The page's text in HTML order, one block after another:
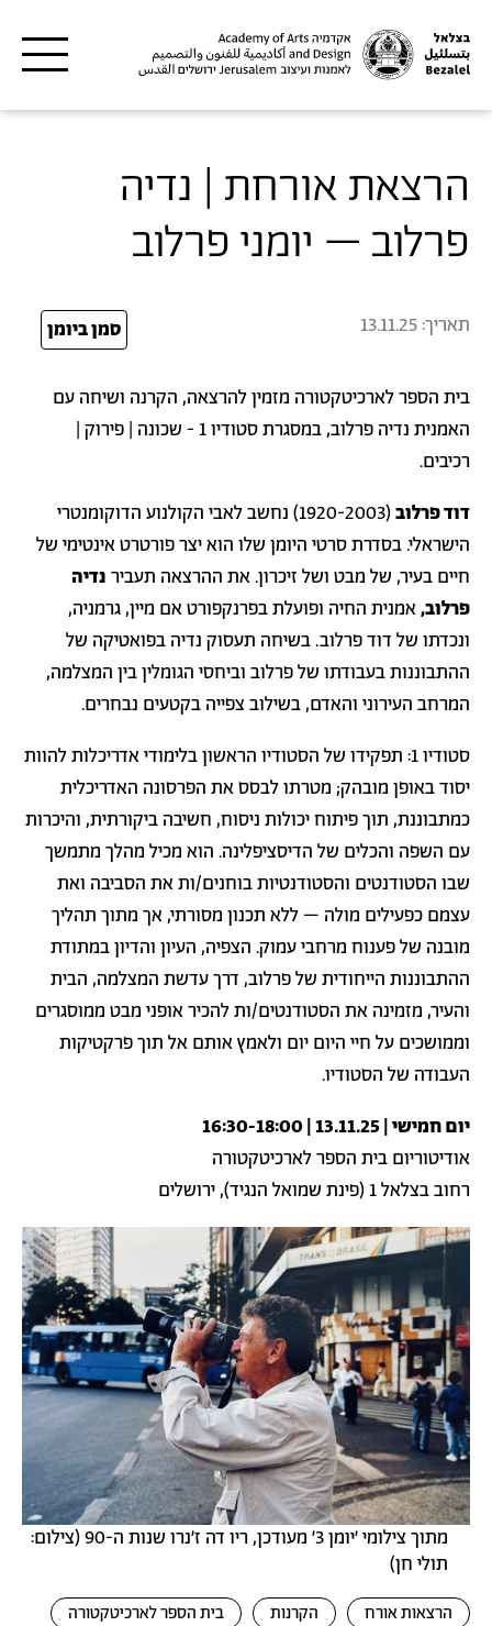
הרצאת אורחת | נדיה
פרלוב – יומני פרלוב
תאריך: 13.11.25 סמן ביומן
בית הספר לארכיטקטורה מזמין להרצאה, הקרנה ושיחה עם
האמנית נדיה פרלוב, במסגרת סטודיו 1 - שכונה | פירוק |
רכיבים.
דוד פרלוב
(1920-2003) נחשב לאבי הקולנוע הדוקומנטרי
הישראלי. בסדרת סרטי היומן שלו הוא יצר פורטרט אינטימי של
חיים בעיר, של מבט ושל זיכרון. את ההרצאה תעביר נדיה
פרלוב,אמנית החיה ופועלת בפרנקפורט אם מיין, גרמניה,
ונכדתו של דוד פרלוב. בשיחה תעסוק נדיה בפואטיקה של
ההתבוננות בעבודתו של פרלוב וביחסי הגומלין בין המצלמה,
המרחב העירוני והאדם, בשילוב צפייה בקטעים נבחרים.
סטודיו 1: תפקידו של הסטודיו הראשון בלימודי אדריכלות להוות
יסוד באופן מובהק; מטרתו לבסס את הפרסונה האדריכלית
כמתבוננת, תוך פיתוח יכולות ניסוח, חשיבה ביקורתית, והיכרות
עם השפה והכלים של הדיסציפלינה. הוא מכיל מהלך מתמשך
שבו הסטודנטים והסטודנטיות בוחנים/ות את הסביבה ואת
עצמם כפעילים מולה – ללא תכנון מסורתי, אך מתוך תהליך
מובנה של פענוח מרחבי עמוק. הצפיה, העיון והדיון במתודת
ההתבוננות הייחודית של פרלוב, דרך עדשת המצלמה, הבית
והעיר, מזמינה את הסטודנטים/ות להכיר אופני מבט ממוסגרים
וממושכים על חיי היום יום ולאמץ אותם אל תוך פרקטיקות
העבודה של הסטודיו.
יום חמישי | 13.11.25 | 16:30-18:00
אודיטוריום בית הספר לארכיטקטורה
רחוב בצלאל 1 (פינת שמואל הנגיד), ירושלים
תמונה
מתוך צילומי ׳יומן 3׳ מעודכן, ריו דה ז'נרו שנות ה-90 (צילום:
תולי חן)
הרצאות אורח הקרנות בית הספר לארכיטקטורה